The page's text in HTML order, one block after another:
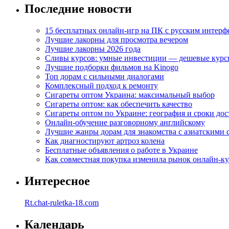
Последние новости
15 бесплатных онлайн-игр на ПК с русским
Лучшие лакорны для просмотра вечером
Лучшие лакорны 2026 года
Сливы курсов: умные инвестиции — дешевые
Лучшие подборки фильмов на Kinogo
Топ дорам с сильными диалогами
Комплексный подход к ремонту
Сигареты оптом Украина: максимальный выбор
Сигареты оптом: как обеспечить качество
Сигареты оптом по Украине: география и сроки
Онлайн-обучение разговорному английскому
Лучшие жанры дорам для знакомства с азиатскими
Как диагностируют артроз колена
Бесплатные объявления о работе в Украине
Как совместная покупка изменила рынок онлайн-
Интересное
Rt.chat-ruletka-18.com
Календарь